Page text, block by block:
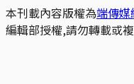
本刊載內容版權為端傳媒
編輯部授權,請勿轉載或